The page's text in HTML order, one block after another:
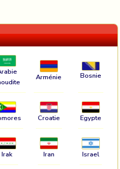
Arménie Bosnie
Croatie Egypte
Irak Iran Israel